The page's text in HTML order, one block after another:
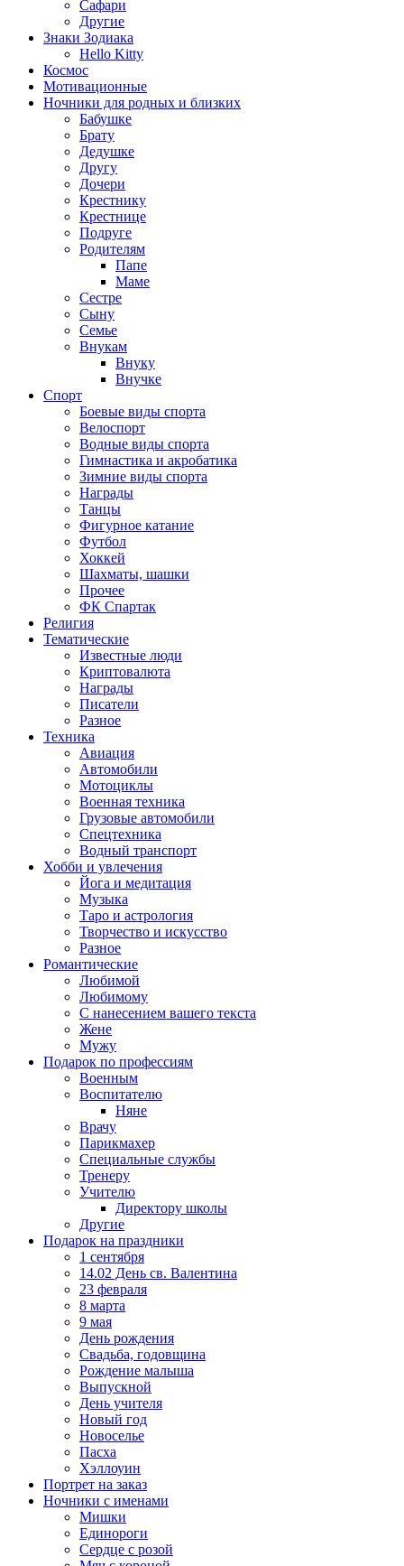
Сафари
Другие
Знаки Зодиака
Hello Kitty
Космос
Мотивационные
Ночники для родных и близких
Бабушке
Брату
Дедушке
Другу
Дочери
Крестнику
Крестнице
Подруге
Родителям
Папе
Маме
Сестре
Сыну
Семье
Внукам
Внуку
Внучке
Спорт
Боевые виды спорта
Велоспорт
Водные виды спорта
Гимнастика и акробатика
Зимние виды спорта
Награды
Танцы
Фигурное катание
Футбол
Хоккей
Шахматы, шашки
Прочее
ФК Спартак
Религия
Тематические
Известные люди
Криптовалюта
Награды
Писатели
Разное
Техника
Авиация
Автомобили
Мотоциклы
Военная техника
Грузовые автомобили
Спецтехника
Водный транспорт
Хобби и увлечения
Йога и медитация
Музыка
Таро и астрология
Творчество и искусство
Разное
Романтические
Любимой
Любимому
С нанесением вашего текста
Жене
Мужу
Подарок по профессиям
Военным
Воспитателю
Няне
Врачу
Парикмахер
Специальные службы
Тренеру
Учителю
Директору школы
Другие
Подарок на праздники
1 сентября
14.02 День св. Валентина
23 февраля
8 марта
9 мая
День рождения
Свадьба, годовщина
Рождение малыша
Выпускной
День учителя
Новый год
Новоселье
Пасха
Хэллоуин
Портрет на заказ
Ночники с именами
Мишки
Единороги
Сердце с розой